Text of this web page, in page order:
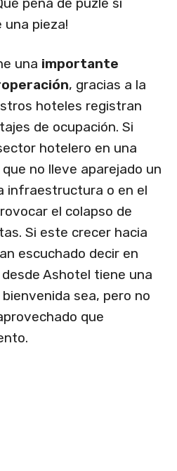
una pieza!
una importante
, gracias a la
hoteles registran
de ocupación. Si
hotelero en una
no lleve aparejado un
infraestructura o en el
el colapso de
Si este crecer hacia
escuchado decir en
Ashotel tiene una
sea, pero no
que